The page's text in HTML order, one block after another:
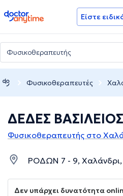
doctoranytime Είστε
Φυσικοθεραπευτές
ΔΕΔΕΣ ΒΑΣΙΛΕΙΟΣ
Φυσικοθεραπευτής στο
ΡΟΔΩΝ 7 - 9, Χαλάνδρι,
Δεν υπάρχει δυνατότητα